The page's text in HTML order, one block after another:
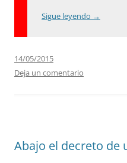
Sigue leyendo →
14/05/2015
Deja un comentario
Abajo el decreto de